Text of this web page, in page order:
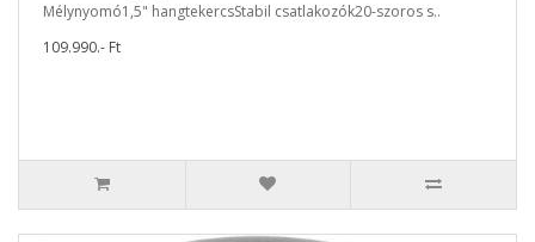
Mélynyomó1,5" hangtekercsStabil csatlakozók20-szoros s..
109.990.- Ft